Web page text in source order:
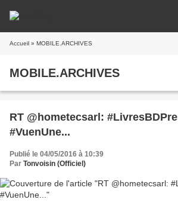
Accueil » MOBILE.ARCHIVES
MOBILE.ARCHIVES
RT @hometecsarl:
#VuenUne...
Publié le 04/05/2016 à 10:39
Par Tonvoisin (Officiel)